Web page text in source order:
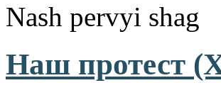
Nash pervyi shag
Наш протест